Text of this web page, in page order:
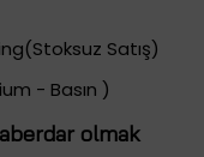
Satış)
- Basın )
olmak